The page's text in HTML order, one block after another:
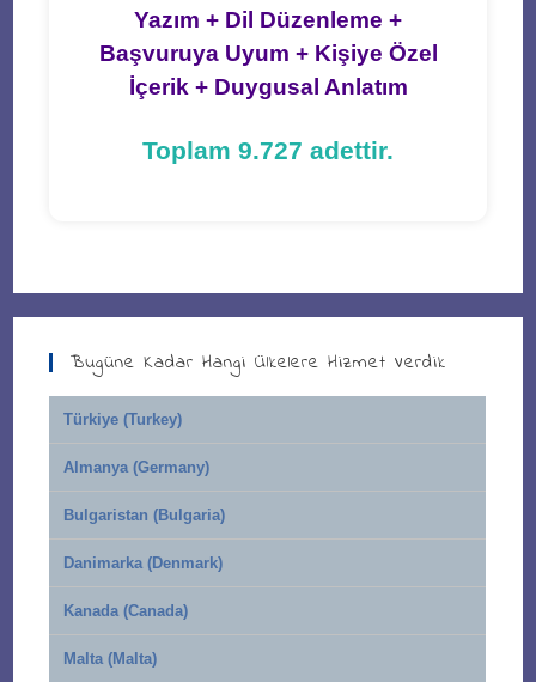
Yazım + Dil Düzenleme +
Başvuruya Uyum + Kişiye Özel
İçerik + Duygusal Anlatım
Toplam 9.727 adettir.
Bugüne Kadar Hangi Ülkelere Hizmet Verdik
Türkiye (Turkey)
Almanya (Germany)
Bulgaristan (Bulgaria)
Danimarka (Denmark)
Kanada (Canada)
Malta (Malta)